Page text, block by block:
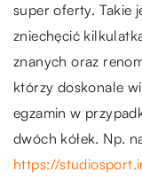
super oferty. Takie
zniechęcić
znanych oraz
którzy doskonale
egzamin w
dwóch kółek. Np.
https://